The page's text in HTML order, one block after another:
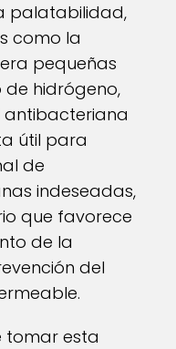
palatabilidad,
como la
pequeñas
hidrógeno,
útil para
de
indeseadas,
que favorece
de la
del
tomar esta